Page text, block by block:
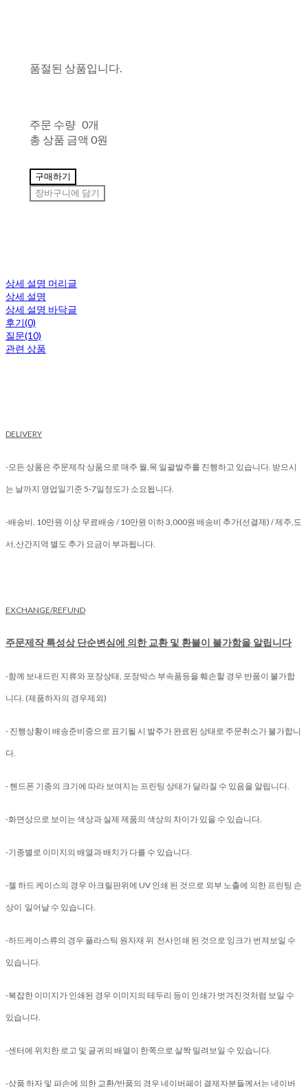
품절된 상품입니다.
주문 수량 0개
총 상품 금액 0원
구매하기
장바구니에 담기
상세 설명 머리글
상세 설명
상세 설명 바닥글
후기(0)
질문(10)
관련 상품
DELIVERY
-모든 상품은 주문제작 상품으로 매주 월,목 일괄발주를 진행하고 있습니다. 받으시
는 날까지 영업일기준 5-7일정도가 소요됩니다.
-배송비. 10만원 이상 무료배송 / 10만원 이하 3,000원 배송비 추가(선결제) / 제주,도
서,산간지역 별도 추가 요금이 부과됩니다.
EXCHANGE/REFUND
주문제작 특성상 단순변심에 의한 교환 및 환불이 불가함을 알립니다
-함께 보내드린 지류와 포장상태, 포장박스 부속품등을 훼손할 경우 반품이 불가합
니다. (제품하자의 경우제외)
- 진행상황이 배송준비중으로 표기될 시 발주가 완료된 상태로 주문취소가 불가합니
다.
- 핸드폰 기종의 크기에 따라 보여지는 프린팅 상태가 달라질 수 있음을 알립니다.
-화면상으로 보이는 색상과 실제 제품의 색상의 차이가 있을 수 있습니다.
-기종별로 이미지의 배열과 배치가 다를 수 있습니다.
-젤 하드 케이스의 경우 아크릴판위에 UV 인쇄 된 것으로 외부 노출에 의한 프린팅 손
상이 일어날 수 있습니다.
-하드케이스류의 경우 플라스틱 원자재 위 전사인쇄 된 것으로 잉크가 번져보일 수
있습니다.
-복잡한 이미지가 인쇄된 경우 이미지의 테두리 등이 인쇄가 벗겨진것처럼 보일 수
있습니다.
-센터에 위치한 로고 및 글귀의 배열이 한쪽으로 살짝 밀려보일 수 있습니다.
-상품 하자 및 파손에 의한 교환/반품의 경우 네이버페이 결제자분들께서는 네이버